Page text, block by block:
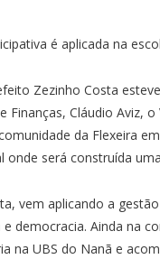
é aplicada na
Zezinho Costa
Finanças, Cláudio Aviz,
da Flexeira
onde será construída
vem aplicando a
democracia. Ainda na
na UBS do Nanã e